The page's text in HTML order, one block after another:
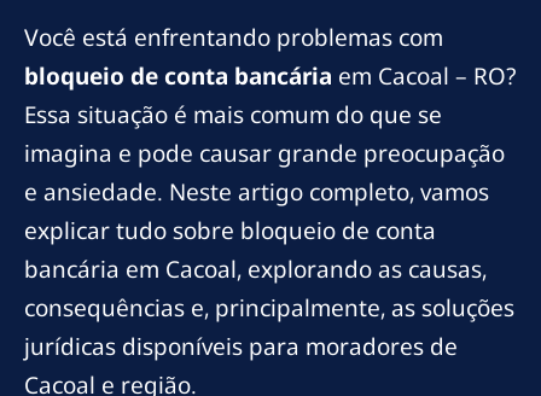
Você está enfrentando problemas com
bloqueio de conta bancária em Cacoal – RO?
Essa situação é mais comum do que se
imagina e pode causar grande preocupação
e ansiedade. Neste artigo completo, vamos
explicar tudo sobre bloqueio de conta
bancária em Cacoal, explorando as causas,
consequências e, principalmente, as soluções
jurídicas disponíveis para moradores de
Cacoal e região.